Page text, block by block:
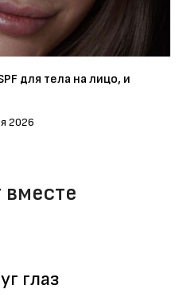
для тела на лицо, и
2026
глаз